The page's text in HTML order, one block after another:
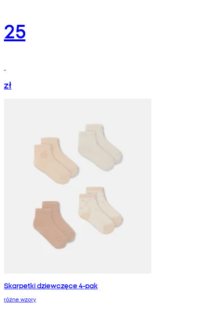
25
zł
Skarpetki dziewczęce 4-pak
różne wzory